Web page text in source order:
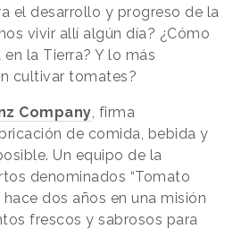
el desarrollo y progreso de la
vivir allí algún día? ¿Cómo
la Tierra? Y lo más
cultivar tomates?
Company, firma
de comida, bebida y
Un equipo de la
denominados “Tomato
dos años en una misión
frescos y sabrosos para